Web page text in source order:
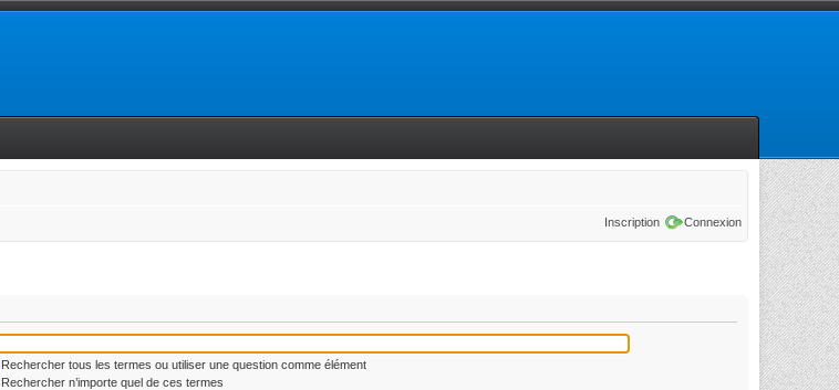
Inscription Connexion
Rechercher tous les termes ou utiliser une question comme élément
Rechercher n’importe quel de ces termes